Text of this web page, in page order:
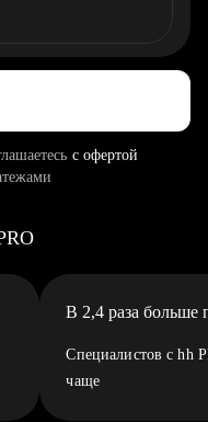
с офертой
В 2,4 раза больше
Специалистов с hh
чаще